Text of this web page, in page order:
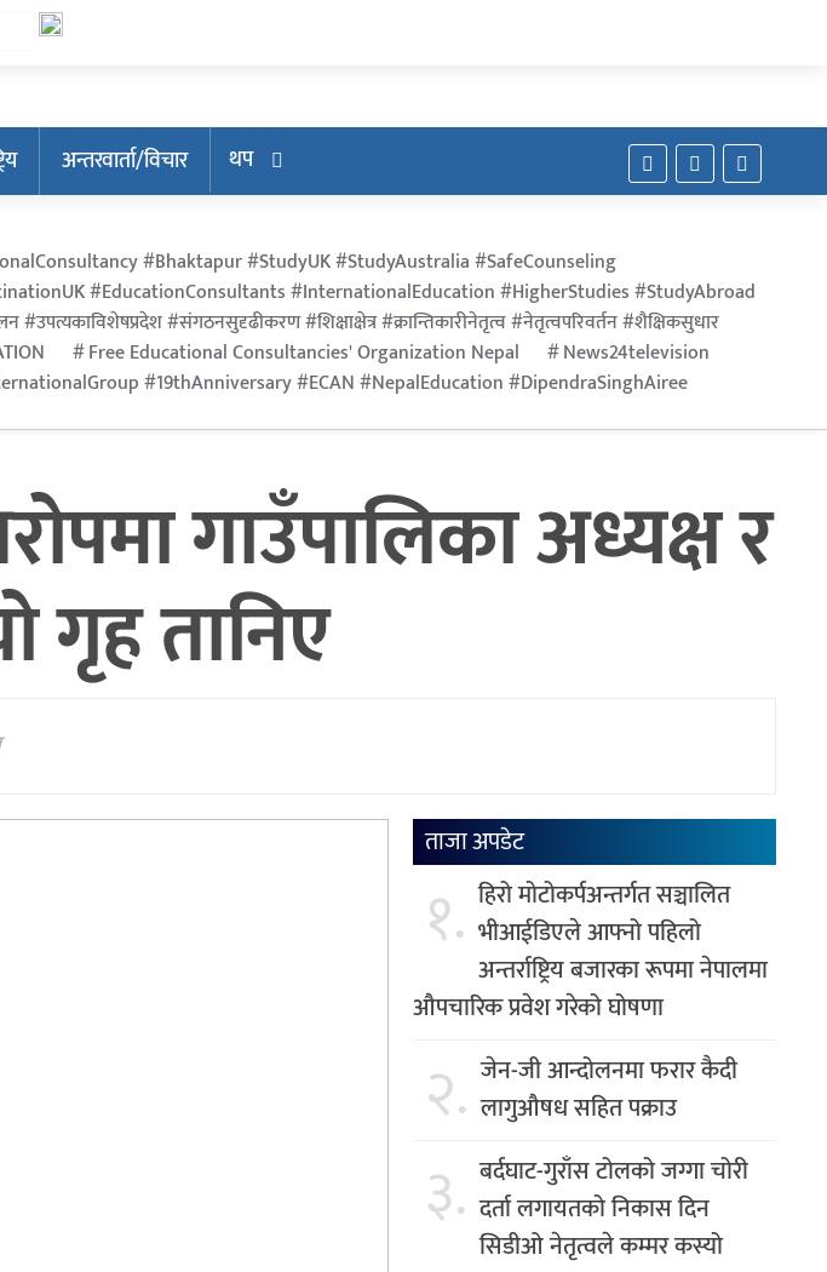
अन्तरवार्ता/विचार
थप
#Bhaktapur #StudyUK #StudyAustralia #SafeCounseling
#EducationConsultants #InternationalEducation #HigherStudies #StudyAbroad
#उपत्यकाविशेषप्रदेश #संगठनसुदृढीकरण #शिक्षाक्षेत्र #क्रान्तिकारीनेतृत्व #नेतृत्वपरिवर्तन #शैक्षिकसुधार
Free Educational Consultancies' Organization Nepal
News24television
#19thAnniversary #ECAN #NepalEducation #DipendraSinghAiree
गाउँपालिका अध्यक्ष र
गृह तानिए
ताजा अपडेट
१. हिरो मोटोकर्पअन्तर्गत सञ्चालित
भीआईडिएले आफ्नो पहिलो
अन्तर्राष्ट्रिय बजारका रूपमा नेपालमा
औपचारिक प्रवेश गरेको घोषणा
२. जेन-जी आन्दोलनमा फरार कैदी
लागुऔषध सहित पक्राउ
३. बर्दघाट-गुराँस टोलको जग्गा चोरी
दर्ता लगायतको निकास दिन
सिडीओ नेतृत्वले कम्मर कस्यो